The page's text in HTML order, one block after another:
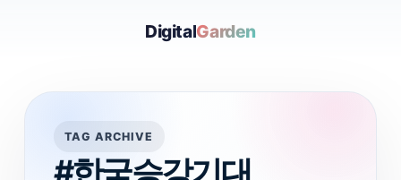
DigitalGarden
TAG ARCHIVE